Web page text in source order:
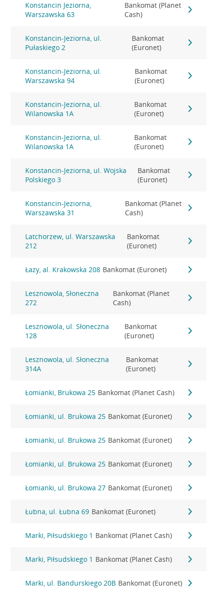
Konstancin Jeziorna,
Warszawska 63
Bankomat (Planet
Cash)
Konstancin-Jeziorna, ul.
Pułaskiego 2
Bankomat
(Euronet)
Konstancin-Jeziorna, ul.
Warszawska 94
Bankomat
(Euronet)
Konstancin-Jeziorna, ul.
Wilanowska 1A
Bankomat
(Euronet)
Konstancin-Jeziorna, ul.
Wilanowska 1A
Bankomat
(Euronet)
Konstancin-Jeziorna, ul. Wojska
Polskiego 3
Bankomat
(Euronet)
Konstancin-Jeziorna,
Warszawska 31
Bankomat (Planet
Cash)
Latchorzew, ul. Warszawska
212
Bankomat
(Euronet)
Łazy, al. Krakowska 208 Bankomat (Euronet)
Lesznowola, Słoneczna
272
Bankomat (Planet
Cash)
Lesznowola, ul. Słoneczna
128
Bankomat
(Euronet)
Lesznowola, ul. Słoneczna
314A
Bankomat
(Euronet)
Łomianki, Brukowa 25 Bankomat (Planet Cash)
Łomianki, ul. Brukowa 25 Bankomat (Euronet)
Łomianki, ul. Brukowa 25 Bankomat (Euronet)
Łomianki, ul. Brukowa 25 Bankomat (Euronet)
Łomianki, ul. Brukowa 27 Bankomat (Euronet)
Łubna, ul. Łubna 69 Bankomat (Euronet)
Marki, Piłsudskiego 1 Bankomat (Planet Cash)
Marki, Piłsudskiego 1 Bankomat (Planet Cash)
Marki, ul. Bandurskiego 20B Bankomat (Euronet)